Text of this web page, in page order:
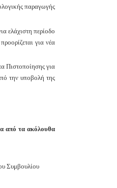
παραγωγής
ελάχιστη περίοδο
για νέα
Πιστοποίησης για
την υποβολή της
από τα ακόλουθα
Συμβουλίου